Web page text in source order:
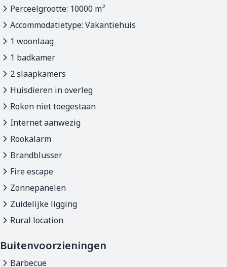
foto. Het vakantiehuis met aangrenzende keuken ligt onder
de bogen.
U kunt al bij ons verblijven vanaf 770 euro per week.
Google.
Perceelgrootte: 10000 m²
Accommodatietype: Vakantiehuis
1 woonlaag
1 badkamer
2 slaapkamers
Huisdieren in overleg
Roken niet toegestaan
Internet aanwezig
Rookalarm
Brandblusser
Fire escape
Zonnepanelen
Zuidelijke ligging
Rural location
Buitenvoorzieningen
Barbecue